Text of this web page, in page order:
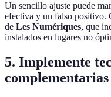
Un sencillo ajuste puede
efectiva y un falso positivo.
de Les Numériques, que
instalados en lugares no
5. Implemente
complementarias